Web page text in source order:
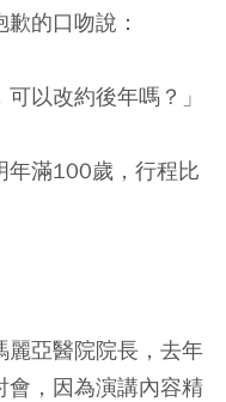
的口吻說：
以改約後年嗎？」
年滿100歲，行程比
麗亞醫院院長，去年
會，因為演講內容精